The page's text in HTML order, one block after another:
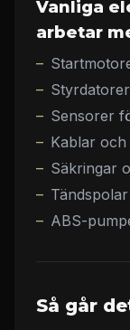
Vanliga
arbetar
Sensorer
Kablar
Säkringar
ABS-
Så går